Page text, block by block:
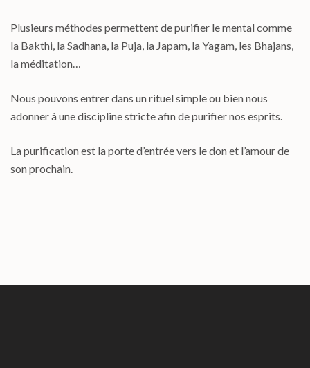
Plusieurs méthodes permettent de purifier le mental comme
la Bakthi, la Sadhana, la Puja, la Japam, la Yagam, les Bhajans,
la méditation…
Nous pouvons entrer dans un rituel simple ou bien nous
adonner à une discipline stricte afin de purifier nos esprits.
La purification est la porte d’entrée vers le don et l’amour de
son prochain.